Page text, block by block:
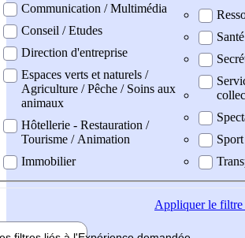
Communication / Multimédia
Conseil / Etudes
Direction d'entreprise
Espaces verts et naturels /
Agriculture / Pêche / Soins aux
animaux
Hôtellerie - Restauration /
Tourisme / Animation
Immobilier
Santé
Sport
Appliquerle filtre